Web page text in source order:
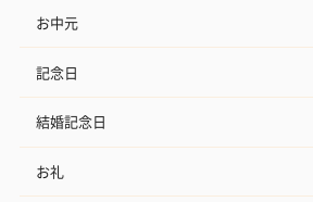
お中元
記念日
結婚記念日
お礼